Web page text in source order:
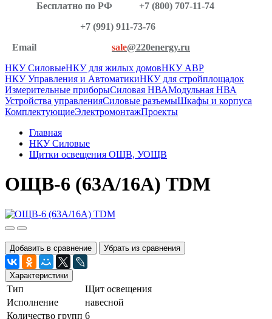
Бесплатно по РФ
+7 (800) 707-11-74
+7 (991) 911-73-76
Email
sale@220energy.ru
НКУ СиловыеНКУ для жилых домовНКУ АВР
НКУ Управления и АвтоматикиНКУ для стройплощадок
Измерительные приборыСиловая НВАМодульная НВА
Устройства управленияСиловые разъемыШкафы и корпуса
КомплектующиеЭлектромонтажПроекты
Главная
НКУ Силовые
Щитки освещения ОЩВ, УОЩВ
ОЩВ-6 (63А/16А) TDM
Добавить в сравнение Убрать из сравнения
Характеристики
Тип
Щит освещения
Исполнение
навесной
Количество групп 6